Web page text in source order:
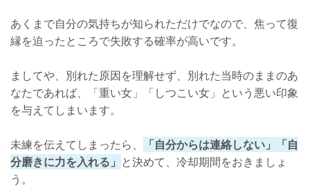
あくまで自分の気持ちが知られただけでなので、焦って復
縁を迫ったところで失敗する確率が高いです。
ましてや、別れた原因を理解せず、別れた当時のままのあ
なたであれば、「重い女」「しつこい女」という悪い印象
を与えてしまいます。
未練を伝えてしまったら、
「自分からは連絡しない」「自
分磨きに力を入れる」 と決めて、冷却期間をおきましょ
う。